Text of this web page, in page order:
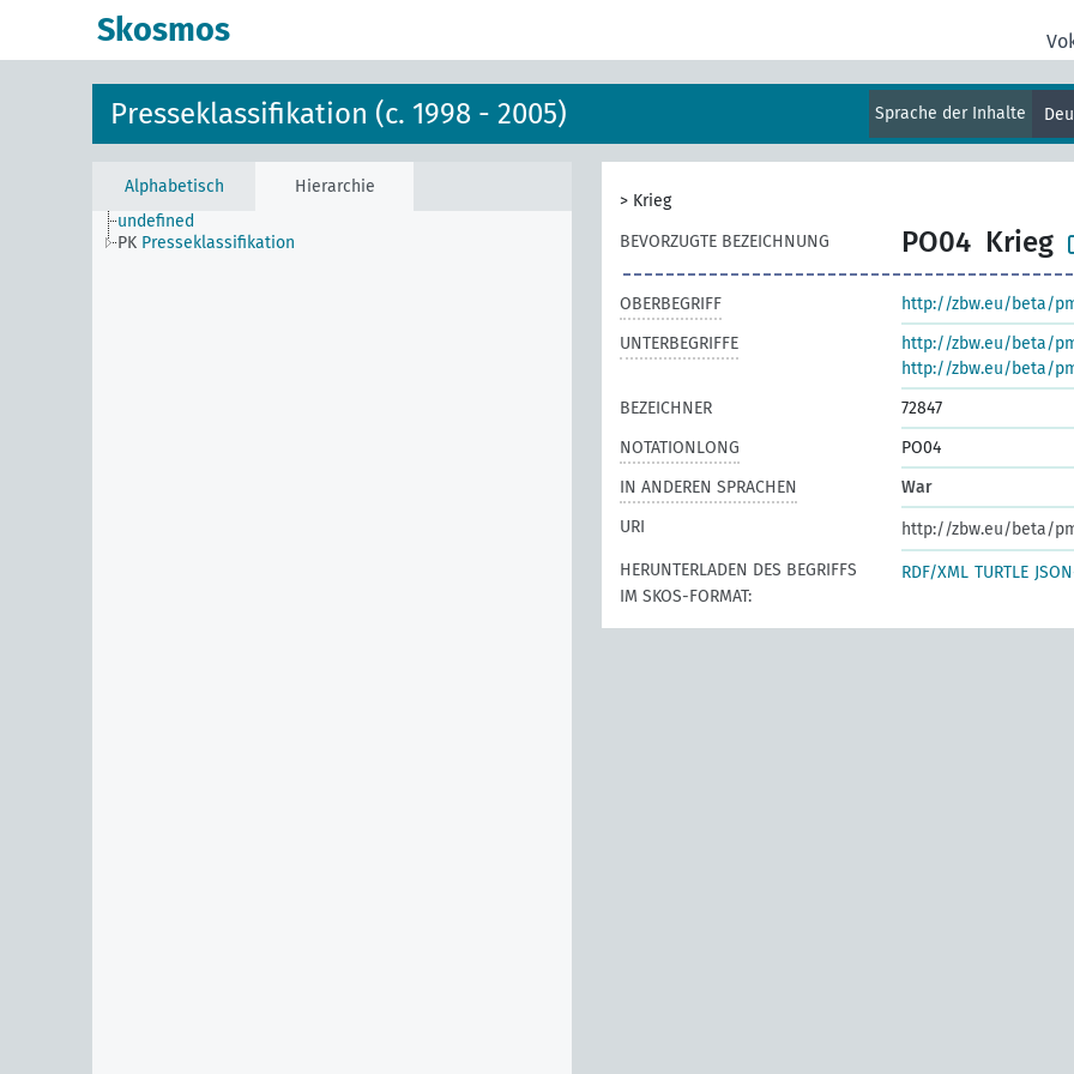
Skosmos
Presseklassifikation (c. 1998 - 2005) Sprache der Inhalte
Alphabetisch
Hierarchie
undefined
PK Presseklassifikation
> Krieg
BEVORZUGTE BEZEICHNUNG
PO04 Krieg
OBERBEGRIFF
http://zbw.eu/beta/
UNTERBEGRIFFE
http://zbw.eu/beta/
http://zbw.eu/beta/
BEZEICHNER
72847
NOTATIONLONG
PO04
IN ANDEREN SPRACHEN
War
URI
http://zbw.eu/beta/
HERUNTERLADEN DES BEGRIFFS
IM SKOS-FORMAT:
RDF/XML TURTLE